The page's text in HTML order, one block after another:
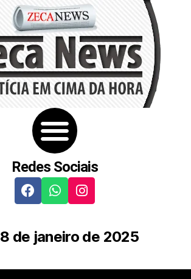
Redes Sociais
8 de janeiro de 2025